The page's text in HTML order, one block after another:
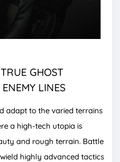
GHOST
LINES
adapt to the varied terrains
a high-tech utopia is
and rough terrain. Battle
highly advanced tactics